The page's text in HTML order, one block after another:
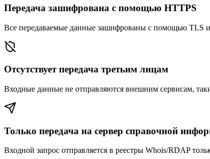
Передача зашифрована с помощью HTTPS
Все передаваемые данные зашифрованы с помощью TLS
Отсутствует передача третьим лицам
Входные данные не отправляются внешним сервисам,
Только передача на сервер справочной
Входной запрос отправляется в реестры Whois/RDAP